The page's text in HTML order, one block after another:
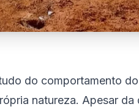
do comportamento
natureza. Apesar